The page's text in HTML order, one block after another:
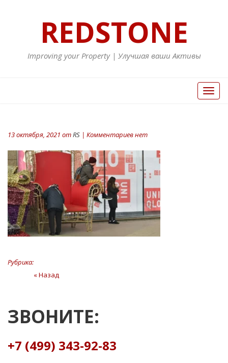
REDSTONE
Improving your Property | Улучшая ваши Активы
Вкл/
Выкл
13 октября, 2021 отRS | Комментариев нет
Рубрика:
Навигация
записям
« Назад
ЗВОНИТЕ:
+7 (499) 343-92-83